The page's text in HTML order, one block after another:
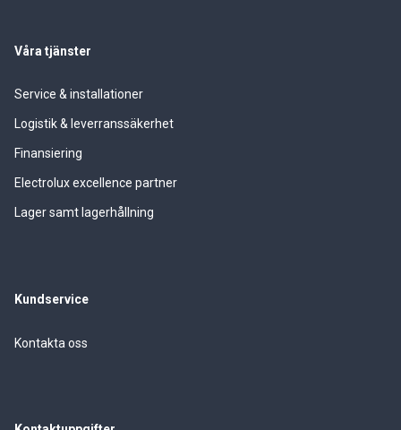
Våra tjänster
Service & installationer
Logistik & leverranssäkerhet
Finansiering
Electrolux excellence partner
Lager samt lagerhållning
Kundservice
Kontakta oss